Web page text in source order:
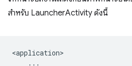
สำหรับ LauncherActivity ดังนี้